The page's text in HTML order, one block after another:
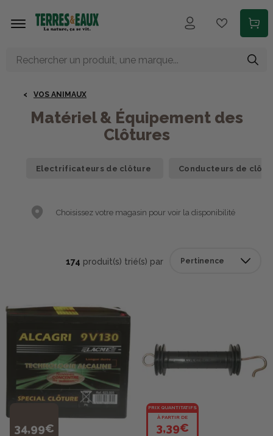
VOS ANIMAUX
Matériel & Équipement des
Clôtures
Electrificateurs de clôture Conducteurs de
Choisissez votre magasin pour voir la disponibilité
174 produit(s) trié(s) par
34,99€
PRIX QUANTITATIFS
À PARTIR DE
3,39€